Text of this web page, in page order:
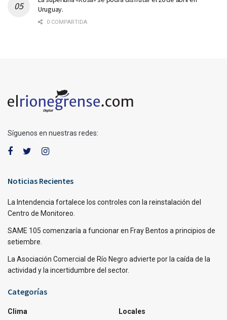
Uruguay.
0 COMPARTIDA
Síguenos en nuestras redes:
Noticias Recientes
La Intendencia fortalece los controles con la reinstalación del
Centro de Monitoreo.
SAME 105 comenzaría a funcionar en Fray Bentos a principios de
setiembre.
La Asociación Comercial de Río Negro advierte por la caída de la
actividad y la incertidumbre del sector.
Categorías
Clima
Locales